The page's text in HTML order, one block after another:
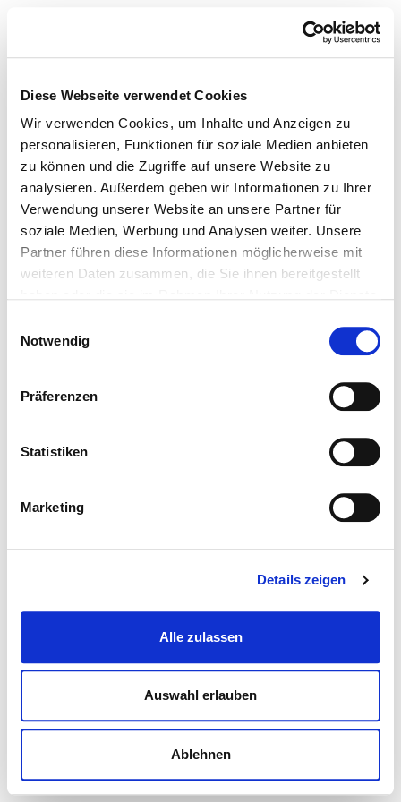
Diese Webseite verwendet Cookies
Wir verwenden Cookies, um Inhalte und Anzeigen zu
personalisieren, Funktionen für soziale Medien anbieten
zu können und die Zugriffe auf unsere Website zu
analysieren. Außerdem geben wir Informationen zu Ihrer
Verwendung unserer Website an unsere Partner für
soziale Medien, Werbung und Analysen weiter. Unsere
Partner führen diese Informationen möglicherweise mit
weiteren Daten zusammen, die Sie ihnen bereitgestellt
Notwendig
Präferenzen
Statistiken
Marketing
Details zeigen
Alle zulassen
Auswahl erlauben
Ablehnen